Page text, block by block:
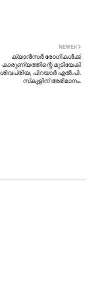
NEWER
ക്യാന്‍സര്‍ രോഗികള്‍ക്ക്
കാരുണ്യത്തിന്റെ മുടിയേകി
ശിവപ്രിയ, പിറയാര്‍ എല്‍.പി.
സ്‌കൂളിന് അഭിമാനം.